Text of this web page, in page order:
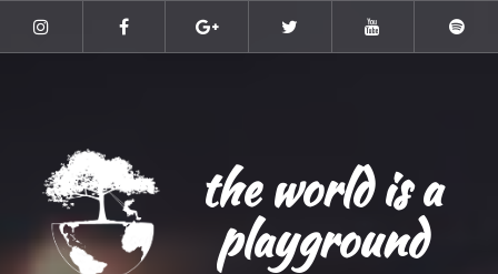
Inhalt
springen
Instagram Facebook YouTube
the world is a
playground